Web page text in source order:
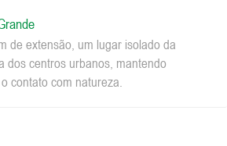
de extensão, um lugar isolado da
dos centros urbanos, mantendo
contato com natureza.